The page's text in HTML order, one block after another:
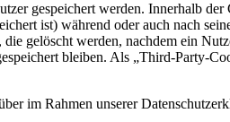
gespeichert werden. Innerhalb
ist) während oder auch nach
gelöscht werden, nachdem ein
bleiben. Als „Third-Party-
im Rahmen unserer